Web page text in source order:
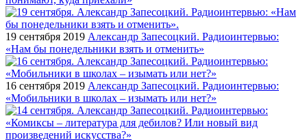
19 сентября 2019 Александр Запесоцкий. Радиоинтервью:
«Нам бы понедельники взять и отменить»
16 сентября 2019 Александр Запесоцкий. Радиоинтервью:
«Мобильники в школах – изымать или нет?»